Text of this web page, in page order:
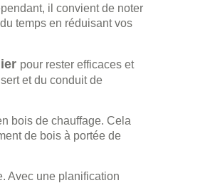
il convient de noter
temps en réduisant vos
pour rester efficaces et
et du conduit de
bois de chauffage. Cela
de bois à portée de
Avec une planification